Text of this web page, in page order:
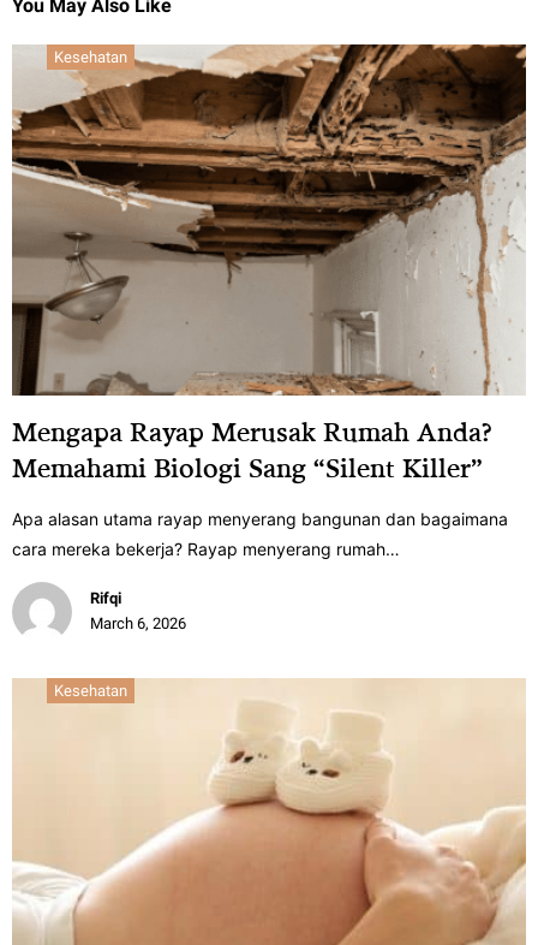
You May Also Like
Kesehatan
Mengapa Rayap Merusak Rumah Anda?
Memahami Biologi Sang “Silent Killer”
Apa alasan utama rayap menyerang bangunan dan bagaimana
cara mereka bekerja? Rayap menyerang rumah…
Rifqi
March 6, 2026
Kesehatan